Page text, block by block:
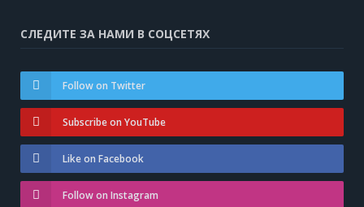
СЛЕДИТЕ ЗА НАМИ В СОЦСЕТЯХ
Follow on Twitter
Subscribe on YouTube
Like on Facebook
Follow on Instagram